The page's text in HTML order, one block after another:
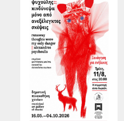
Τακτική συνεδρίαση
Δημοτικής
Επιτροπής στις 10-
08-2026